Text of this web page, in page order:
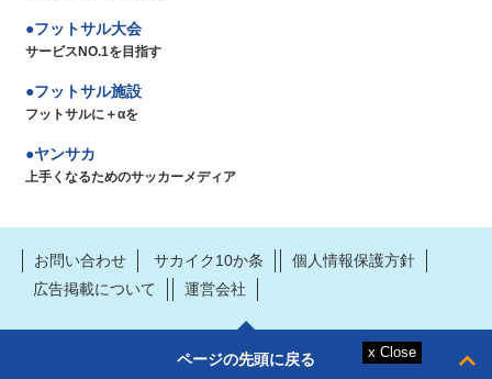
フットサル大会
サービスNO.1を目指す
フットサル施設
フットサルに＋αを
ヤンサカ
上手くなるためのサッカーメディア
お問い合わせ サカイク10か条
個人情報保護方針
広告掲載について
運営会社
ページの先頭に戻る